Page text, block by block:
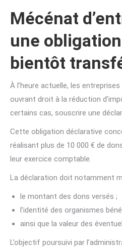
Mécénat
une
bientôt
À l’heure actuelle, les
ouvrant droit à la réduction
certains cas, souscrire une
Cette obligation déclarative
réalisant plus de 10 000 € de
leur exercice comptable.
La déclaration doit notamment
le montant des dons versés ;
l’identité des organismes
ainsi que la valeur des
L’objectif poursuivi par